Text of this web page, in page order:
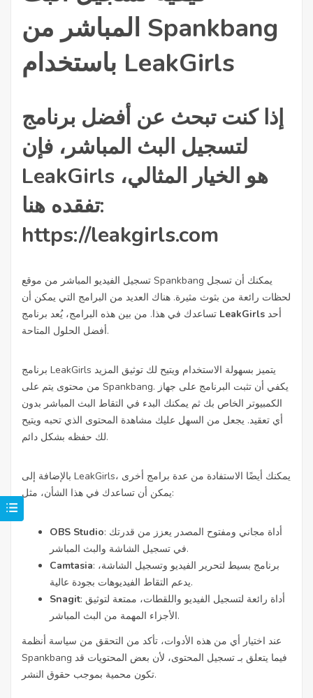
المباشر من Spankbang
باستخدام LeakGirls
إذا كنت تبحث عن أفضل برنامج
لتسجيل البث المباشر، فإن
LeakGirls هو الخيار المثالي،
تفقده هنا:
https://leakgirls.com
تسجيل الفيديو المباشر من موقع Spankbang يمكنك أن تسجل
لحظات رائعة من بثوث مثيرة. هناك العديد من البرامج التي يمكن أن
LeakGirls
أفضل الحلول المتاحة.
برنامج LeakGirls يتميز بسهولة الاستخدام ويتيح لك توثيق المزيد
من محتوى يتم على Spankbang. يكفي أن تثبت البرنامج على جهاز
الكمبيوتر الخاص بك ثم يمكنك البدء في التقاط البث المباشر بدون
أي تعقيد. يجعل من السهل عليك مشاهدة المحتوى الذي تحبه ويتيح
لك حفظه بشكل دائم.
بالإضافة إلى LeakGirls، يمكنك أيضًا الاستفادة من عدة برامج أخرى
يمكن أن تساعدك في هذا الشأن، مثل:
OBS Studio: أداة مجاني ومفتوح المصدر يعزز من قدرتك
في تسجيل الشاشة والبث المباشر.
Camtasia: برنامج بسيط لتحرير الفيديو وتسجيل الشاشة،
يدعم التقاط الفيديوهات بجودة عالية.
Snagit: أداة رائعة لتسجيل الفيديو واللقطات، ممتعة لتوثيق
الأجزاء المهمة من البث المباشر.
عند اختيار أي من هذه الأدوات، تأكد من التحقق من سياسة أنظمة
Spankbang فيما يتعلق بـ تسجيل المحتوى، لأن بعض المحتويات قد
تكون محمية بموجب حقوق النشر.